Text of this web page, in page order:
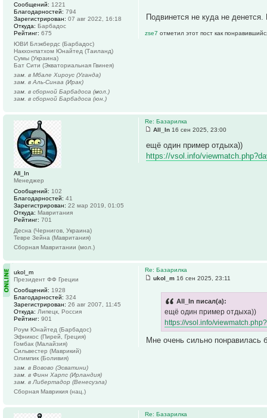
Подвинется не куда не
zse7 отметил этот пост как
Сообщений: 1221
Благодарностей: 794
Зарегистрирован: 07 авг 2022, 16:18
Откуда: Барбадос
Рейтинг: 675
ЮВИ Блэкбердс (Барбадос)
Накхонпатхом Юнайтед (Таиланд)
Сумы (Украина)
Бат Сити (Экваториальная Гвинея)
зам. в Мбале Хироус (Уганда)
зам. в Аль-Синаа (Ирак)
зам. в сборной Барбадоса (мол.)
зам. в сборной Барбадоса (юн.)
Re: Базарилка
All_In 16 сен 2025, 23:00
ещё один пример отдыха))
https://vsol.info/
All_In
Менеджер
Сообщений: 102
Благодарностей: 41
Зарегистрирован: 22 мар 2019, 01:05
Откуда: Мавритания
Рейтинг: 701
Десна (Чернигов, Украина)
Тевре Зейна (Мавритания)
Сборная Мавритании (мол.)
Re: Базарилка
ukol_m 16 сен 2025, 23:11
All_In писал(а):
ещё один пример отдыха))
https://vsol.info/
Мне очень сильно понравилась
ukol_m
Президент ФФ Греции
Сообщений: 1928
Благодарностей: 324
Зарегистрирован: 26 авг 2007, 11:45
Откуда: Липецк, Россия
Рейтинг: 901
Роум Юнайтед (Барбадос)
Эфникос (Пирей, Греция)
Гомбак (Малайзия)
Сильвестер (Маврикий)
Олимпик (Боливия)
зам. в Вовово (Эсватини)
зам. в Финн Харпс (Ирландия)
зам. в Либертадор (Венесуэла)
Сборная Маврикия (нац.)
Re: Базарилка